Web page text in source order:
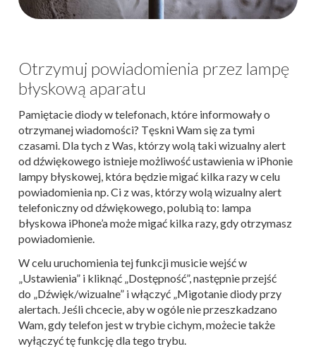
Otrzymuj powiadomienia przez lampę
błyskową aparatu
Pamiętacie diody w telefonach, które informowały o
otrzymanej wiadomości? Tęskni Wam się za tymi
czasami. Dla tych z Was, którzy wolą taki wizualny alert
od dźwiękowego istnieje możliwość ustawienia w iPhonie
lampy błyskowej, która będzie migać kilka razy w celu
powiadomienia np. Ci z was, którzy wolą wizualny alert
telefoniczny od dźwiękowego, polubią to: lampa
błyskowa iPhone’a może migać kilka razy, gdy otrzymasz
powiadomienie.
W celu uruchomienia tej funkcji musicie wejść w
„Ustawienia” i kliknąć „Dostępność”, następnie przejść
do „Dźwięk/wizualne” i włączyć „Migotanie diody przy
alertach. Jeśli chcecie, aby w ogóle nie przeszkadzano
Wam, gdy telefon jest w trybie cichym, możecie także
wyłączyć tę funkcję dla tego trybu.